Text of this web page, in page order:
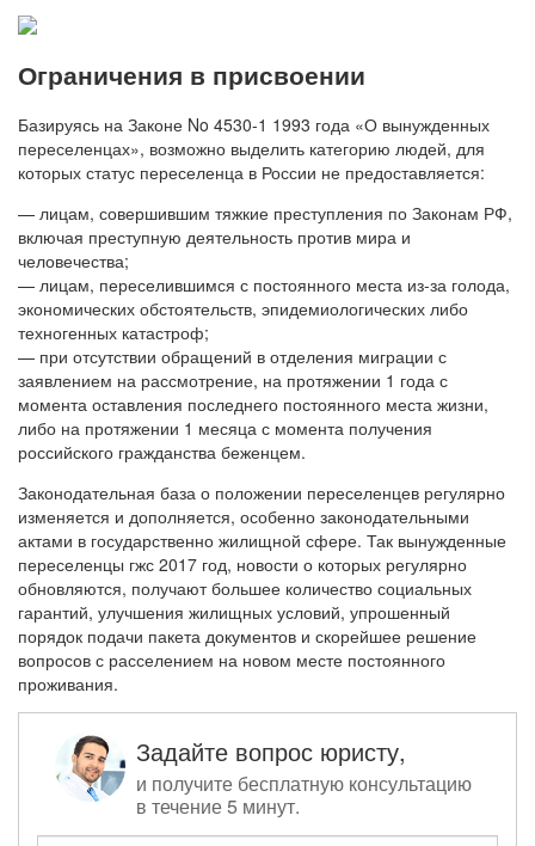
Ограничения в присвоении
Базируясь на Законе No 4530-1 1993 года «О вынужденных
переселенцах», возможно выделить категорию людей, для
которых статус переселенца в России не предоставляется:
— лицам, совершившим тяжкие преступления по Законам РФ,
включая преступную деятельность против мира и
человечества;
— лицам, переселившимся с постоянного места из-за голода,
экономических обстоятельств, эпидемиологических либо
техногенных катастроф;
— при отсутствии обращений в отделения миграции с
заявлением на рассмотрение, на протяжении 1 года с
момента оставления последнего постоянного места жизни,
либо на протяжении 1 месяца с момента получения
российского гражданства беженцем.
Законодательная база о положении переселенцев регулярно
изменяется и дополняется, особенно законодательными
актами в государственно жилищной сфере. Так вынужденные
переселенцы гжс 2017 год, новости о которых регулярно
обновляются, получают большее количество социальных
гарантий, улучшения жилищных условий, упрошенный
порядок подачи пакета документов и скорейшее решение
вопросов с расселением на новом месте постоянного
проживания.